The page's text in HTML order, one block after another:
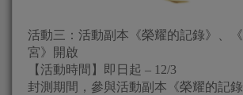
活動三：活動副本《榮耀的記錄》、
宮》開啟
【活動時間】即日起 – 12/3
封測期間，參與活動副本《榮耀的記